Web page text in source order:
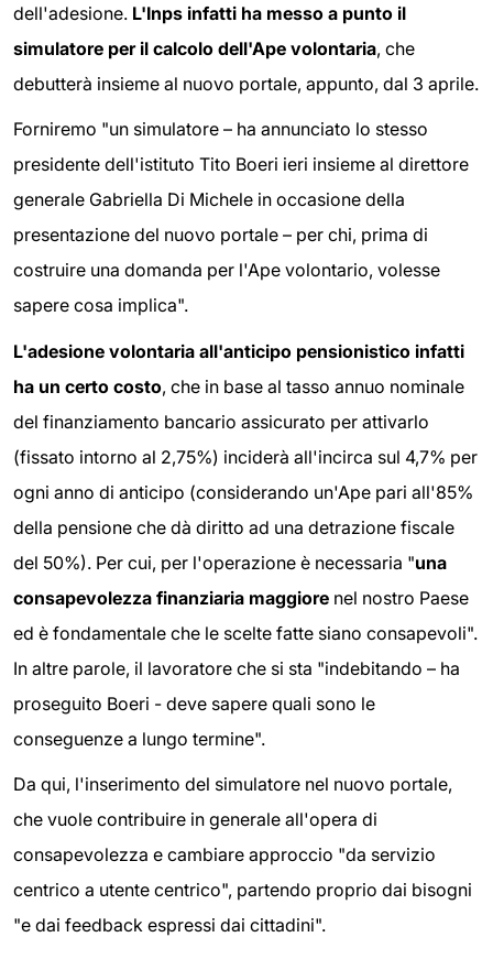
dell'adesione. L'Inps infatti ha messo a punto il
simulatore per il calcolo dell'Ape volontaria, che
debutterà insieme al nuovo portale, appunto, dal 3 aprile.
Forniremo "un simulatore – ha annunciato lo stesso
presidente dell'istituto Tito Boeri ieri insieme al direttore
generale Gabriella Di Michele in occasione della
presentazione del nuovo portale – per chi, prima di
costruire una domanda per l'Ape volontario, volesse
sapere cosa implica".
L'adesione volontaria all'anticipo pensionistico infatti
ha un certo costo, che in base al tasso annuo nominale
del finanziamento bancario assicurato per attivarlo
(fissato intorno al 2,75%) inciderà all'incirca sul 4,7% per
ogni anno di anticipo (considerando un'Ape pari all'85%
della pensione che dà diritto ad una detrazione fiscale
del 50%). Per cui, per l'operazione è necessaria "una
consapevolezza finanziaria maggiore nel nostro Paese
ed è fondamentale che le scelte fatte siano consapevoli".
In altre parole, il lavoratore che si sta "indebitando – ha
proseguito Boeri - deve sapere quali sono le
conseguenze a lungo termine".
Da qui, l'inserimento del simulatore nel nuovo portale,
che vuole contribuire in generale all'opera di
consapevolezza e cambiare approccio "da servizio
centrico a utente centrico", partendo proprio dai bisogni
"e dai feedback espressi dai cittadini".